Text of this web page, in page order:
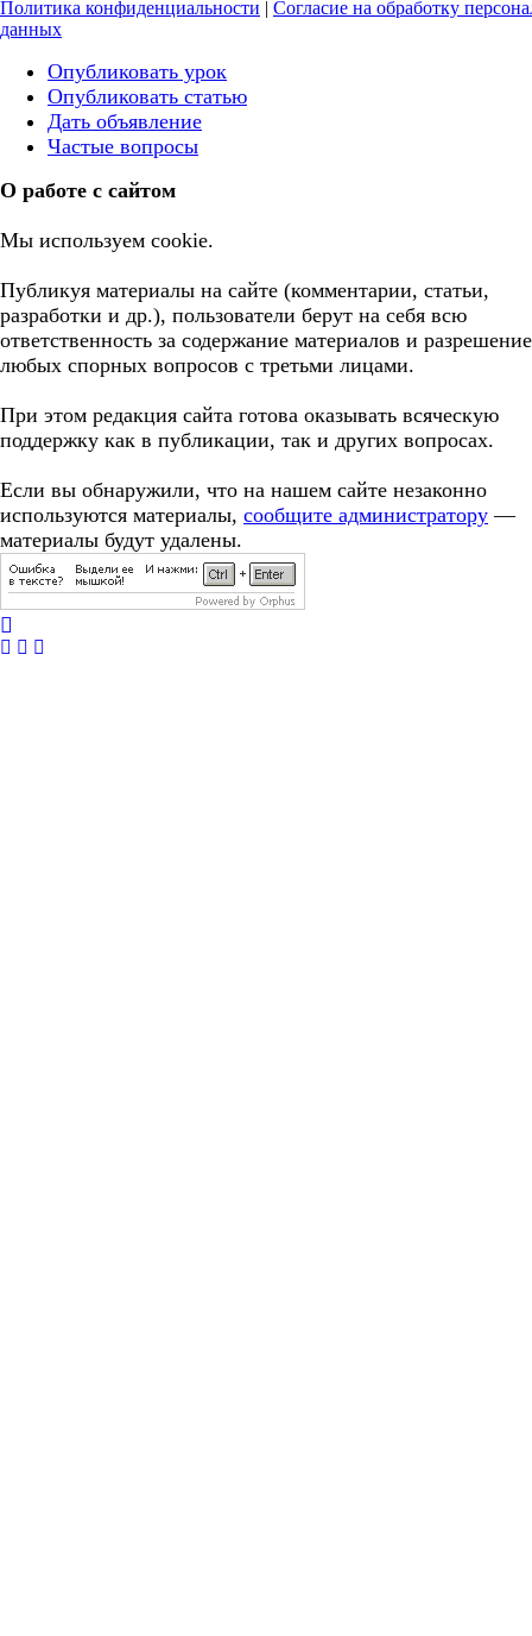
Политика конфиденциальности | Согласие на обработку
данных
Опубликовать урок
Опубликовать статью
Дать объявление
Частые вопросы
О работе с сайтом
Мы используем cookie.
Публикуя материалы на сайте (комментарии, статьи,
разработки и др.), пользователи берут на себя всю
ответственность за содержание материалов и разрешение
любых спорных вопросов с третьми лицами.
При этом редакция сайта готова оказывать всяческую
поддержку как в публикации, так и других вопросах.
Если вы обнаружили, что на нашем сайте незаконно
используются материалы, сообщите администратору —
материалы будут удалены.